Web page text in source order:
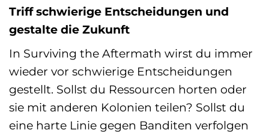
Triff schwierige Entscheidungen und
gestalte die Zukunft
In Surviving the Aftermath wirst du immer
wieder vor schwierige Entscheidungen
gestellt. Sollst du Ressourcen horten oder
sie mit anderen Kolonien teilen? Sollst du
eine harte Linie gegen Banditen verfolgen